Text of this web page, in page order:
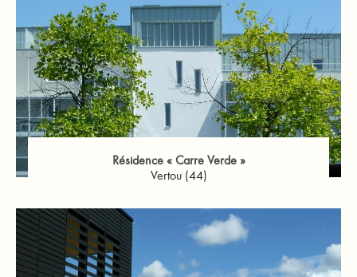
Résidence « Carre Verde »
Vertou (44)